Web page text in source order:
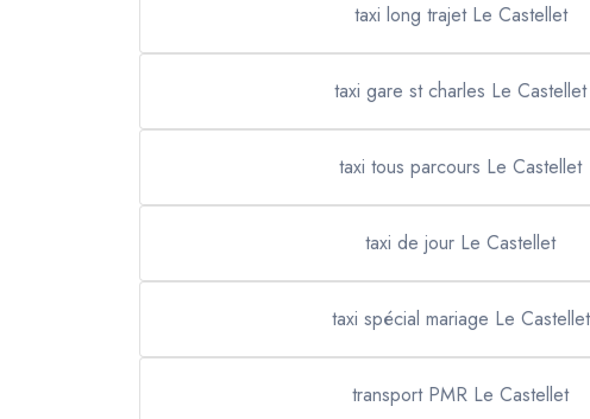
taxi long trajet Le Castellet
taxi gare st charles Le Castellet
taxi tous parcours Le Castellet
taxi de jour Le Castellet
taxi spécial mariage Le Castellet
transport PMR Le Castellet